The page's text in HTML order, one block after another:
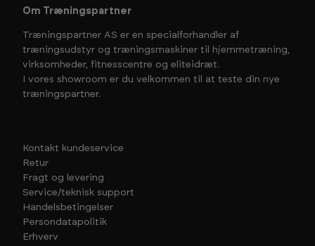
Om Træningspartner
Træningspartner AS er en specialforhandler af
træningsudstyr og træningsmaskiner til hjemmetræning,
virksomheder, fitnesscentre og eliteidræt.
I vores showroom er du velkommen til at teste din nye
træningspartner.
Kontakt kundeservice
Retur
Fragt og levering
Service/teknisk support
Handelsbetingelser
Persondatapolitik
Erhverv